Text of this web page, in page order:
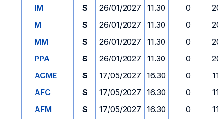
IM S 26/01/2027 11.30 0
M
S 26/01/2027 11.30 0
MM
S 26/01/2027 11.30 0
PPA
S 26/01/2027 11.30 0
ACME
S 17/05/2027 16.30 0
AFC
S 17/05/2027 16.30 0
AFM
S 17/05/2027 16.30 0